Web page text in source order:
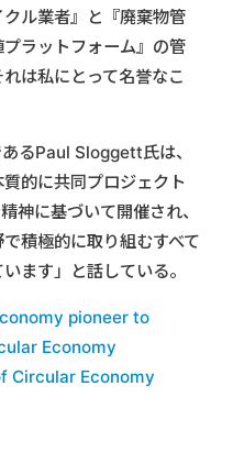
ル業者』と『廃棄物管
ラットフォーム』の管
は私にとって名誉なこ
るPaul Sloggett氏は、
質的に共同プロジェクト
神に基づいて開催され、
積極的に取り組むすべて
ます」と話している。
pioneer to
Economy
Circular Economy